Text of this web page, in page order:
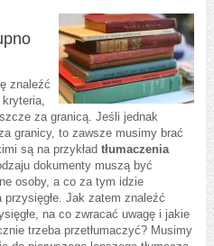
znaleźć
kryteria,
za granicą. Jeśli jednak
granicy, to zawsze musimy brać
są na przykład tłumaczenia
dokumenty muszą być
osoby, a co za tym idzie
przysięgłe. Jak zatem znaleźć
na co zwracać uwagę i jakie
trzeba przetłumaczyć? Musimy